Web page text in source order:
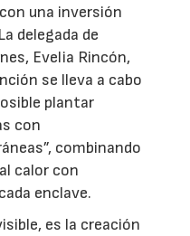
una inversión
delegada de
Evelia Rincón,
se lleva a cabo
plantar
con
combinando
calor con
enclave.
es la creación